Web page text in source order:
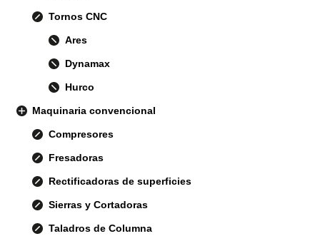
Tornos CNC
Ares
Dynamax
Hurco
Maquinaria convencional
Compresores
Fresadoras
Rectificadoras de superficies
Sierras y Cortadoras
Taladros de Columna